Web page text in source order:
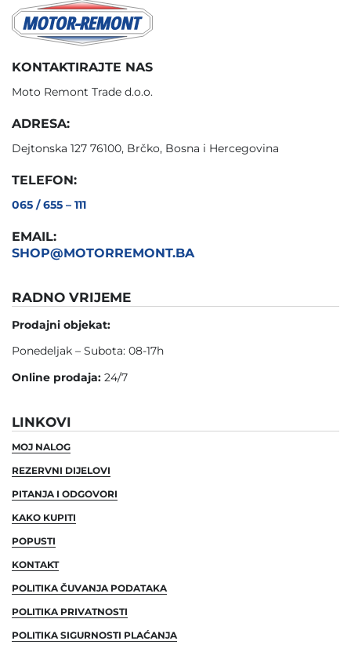
KONTAKTIRAJTE NAS
Moto Remont Trade d.o.o.
ADRESA:
Dejtonska 127 76100, Brčko, Bosna i Hercegovina
TELEFON:
065 / 655 – 111
EMAIL:
SHOP@MOTORREMONT.BA
RADNO VRIJEME
Prodajni objekat:
Ponedeljak – Subota: 08-17h
Online prodaja: 24/7
LINKOVI
MOJ NALOG
REZERVNI DIJELOVI
PITANJA I ODGOVORI
KAKO KUPITI
POPUSTI
KONTAKT
POLITIKA ČUVANJA PODATAKA
POLITIKA PRIVATNOSTI
POLITIKA SIGURNOSTI PLAĆANJA